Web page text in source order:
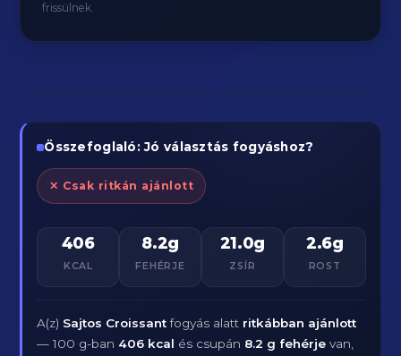
frissülnek.
Összefoglaló: Jó választás fogyáshoz?
✕ Csak ritkán ajánlott
406
KCAL
8.2g
FEHÉRJE
21.0g
ZSÍR
2.6g
ROST
A(z) Sajtos Croissantfogyás alatt ritkábban ajánlott
— 100 g-ban 406 kcal és csupán 8.2 g fehérje van,